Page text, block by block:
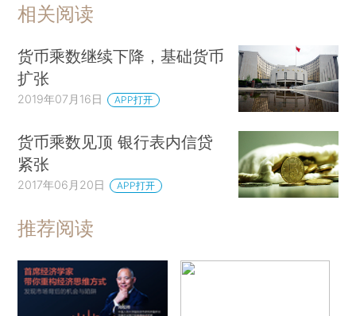
相关阅读
货币乘数继续下降，基础货币
扩张
2019年07月16日 APP打开
货币乘数见顶 银行表内信贷
紧张
2017年06月20日 APP打开
推荐阅读